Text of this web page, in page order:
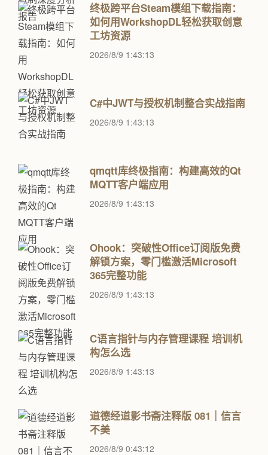
终极跨平台Steam模组下载指南：
如何用WorkshopDL轻松获取创意
工坊资源
2026/8/9 1:43:13
C#中JWT与授权机制整合实战指南
2026/8/9 1:43:13
qmqtt库终极指南：构建高效的Qt
MQTT客户端应用
2026/8/9 1:43:13
Ohook：突破性Office订阅版免费
解锁方案，零门槛激活Microsoft
365完整功能
2026/8/9 1:43:13
C语言指针与内存管理课程 培训机
构怎么选
2026/8/9 1:43:13
道德经道影书斋注释版 081｜信言
不美
2026/8/9 0:43:12